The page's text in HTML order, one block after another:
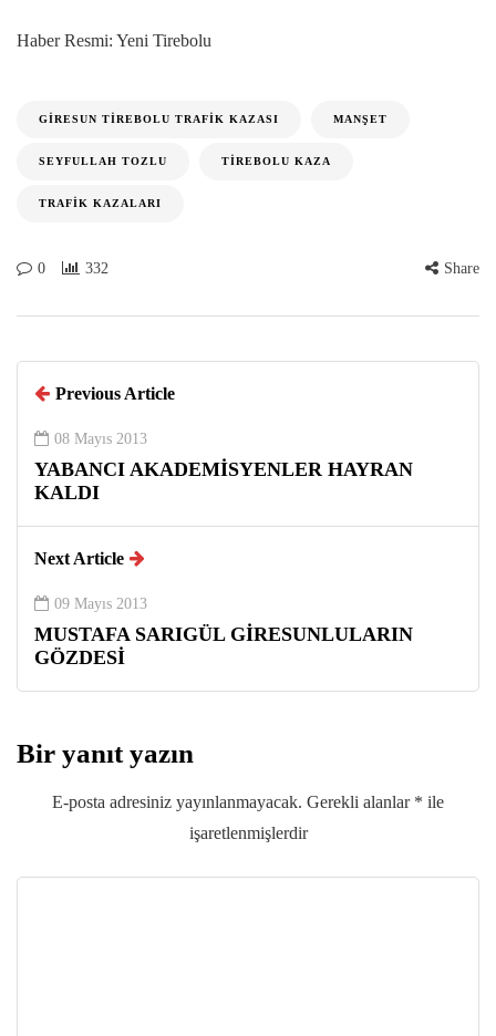
Haber Resmi: Yeni Tirebolu
GIRESUN TIREBOLU TRAFIK KAZASI MANŞET
SEYFULLAH TOZLU TIREBOLU KAZA
TRAFIK KAZALARI
0 332 Share
Previous Article
08 Mayıs 2013
YABANCI AKADEMİSYENLER HAYRAN
KALDI
Next Article
09 Mayıs 2013
MUSTAFA SARIGÜL GİRESUNLULARIN
GÖZDESİ
Bir yanıt yazın
E-posta adresiniz yayınlanmayacak. Gerekli alanlar * ile
işaretlenmişlerdir